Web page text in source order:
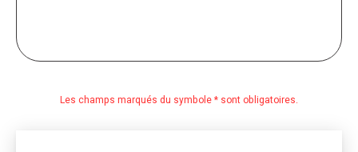
Les champs marqués du symbole * sont obligatoires.